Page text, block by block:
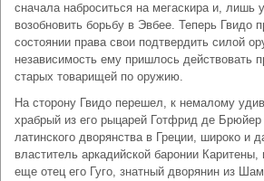
сначала наброситься на мегаскира и, лишь
возобновить борьбу в Эвбее. Теперь Гвидо
состоянии права свои подтвердить силой
независимость ему пришлось действовать
старых товарищей по оружию.
На сторону Гвидо перешел, к немалому
храбрый из его рыцарей Готфрид де
латинского дворянства в Греции, широко и
властитель аркадийской баронии
еще отец его Гуго, знатный дворянин из